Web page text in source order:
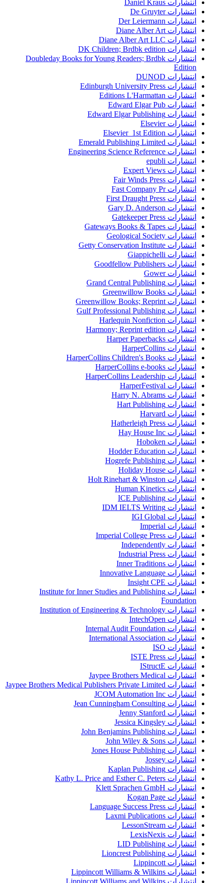
انتشارات Daniel Kraus
انتشارات De Gruyter
انتشارات Der Leiermann
انتشارات Diane Alber Art
انتشارات Diane Alber Art LLC
انتشارات DK Children; Brdbk edition
انتشارات Doubleday Books for Young Readers; Brdbk
Edition
انتشارات DUNOD
انتشارات Edinburgh University Press
انتشارات Editions L'Harmattan
انتشارات Edward Elgar Pub
انتشارات Edward Elgar Publishing
انتشارات Elsevier
انتشارات Elsevier 1st Edition
انتشارات Emerald Publishing Limited
انتشارات Engineering Science Reference
انتشارات epubli
انتشارات Expert Views
انتشارات Fair Winds Press
انتشارات Fast Company Pr
انتشارات First Draught Press
انتشارات Gary D. Anderson
انتشارات Gatekeeper Press
انتشارات Gateways Books & Tapes
انتشارات Geological Society
انتشارات Getty Conservation Institute
انتشارات Giappichelli
انتشارات Goodfellow Publishers
انتشارات Gower
انتشارات Grand Central Publishing
انتشارات Greenwillow Books
انتشارات Greenwillow Books; Reprint
انتشارات Gulf Professional Publishing
انتشارات Harlequin Nonfiction
انتشارات Harmony; Reprint edition
انتشارات Harper Paperbacks
انتشارات HarperCollins
انتشارات HarperCollins Children's Books
انتشارات HarperCollins e-books
انتشارات HarperCollins Leadership
انتشارات HarperFestival
انتشارات Harry N. Abrams
انتشارات Hart Publishing
انتشارات Harvard
انتشارات Hatherleigh Press
انتشارات Hay House Inc
انتشارات Hoboken
انتشارات Hodder Education
انتشارات Hogrefe Publishing
انتشارات Holiday House
انتشارات Holt Rinehart & Winston
انتشارات Human Kinetics
انتشارات ICE Publishing
انتشارات IDM IELTS Writing
انتشارات IGI Global
انتشارات Imperial
انتشارات Imperial College Press
انتشارات Independently
انتشارات Industrial Press
انتشارات Inner Traditions
انتشارات Innovative Language
انتشارات Insight CPE
انتشارات Institute for Inner Studies and Publishing
Foundation
انتشارات Institution of Engineering & Technology
انتشارات IntechOpen
انتشارات Internal Audit Foundation
انتشارات International Association
انتشارات ISO
انتشارات ISTE Press
انتشارات IStructE
انتشارات Jaypee Brothers Medical
انتشارات Jaypee Brothers Medical Publishers Private Limited
انتشارات JCOM Automation Inc
انتشارات Jean Cunningham Consulting
انتشارات Jenny Stanford
انتشارات Jessica Kingsley
انتشارات John Benjamins Publishing
انتشارات John Wiley & Sons
انتشارات Jones House Publishing
انتشارات Jossey
انتشارات Kaplan Publishing
انتشارات Kathy L. Price and Esther C. Peters
انتشارات Klett Sprachen GmbH
انتشارات Kogan Page
انتشارات Language Success Press
انتشارات Laxmi Publications
انتشارات LessonStream
انتشارات LexisNexis
انتشارات LID Publishing
انتشارات Lioncrest Publishing
انتشارات Lippincott
انتشارات Lippincott Williams & Wilkins
انتشارات Lippincott Williams and Wilkins